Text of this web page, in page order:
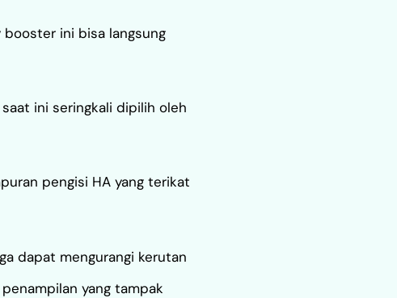
booster ini bisa langsung
ini seringkali dipilih oleh
pengisi HA yang terikat
dapat mengurangi kerutan
yang tampak